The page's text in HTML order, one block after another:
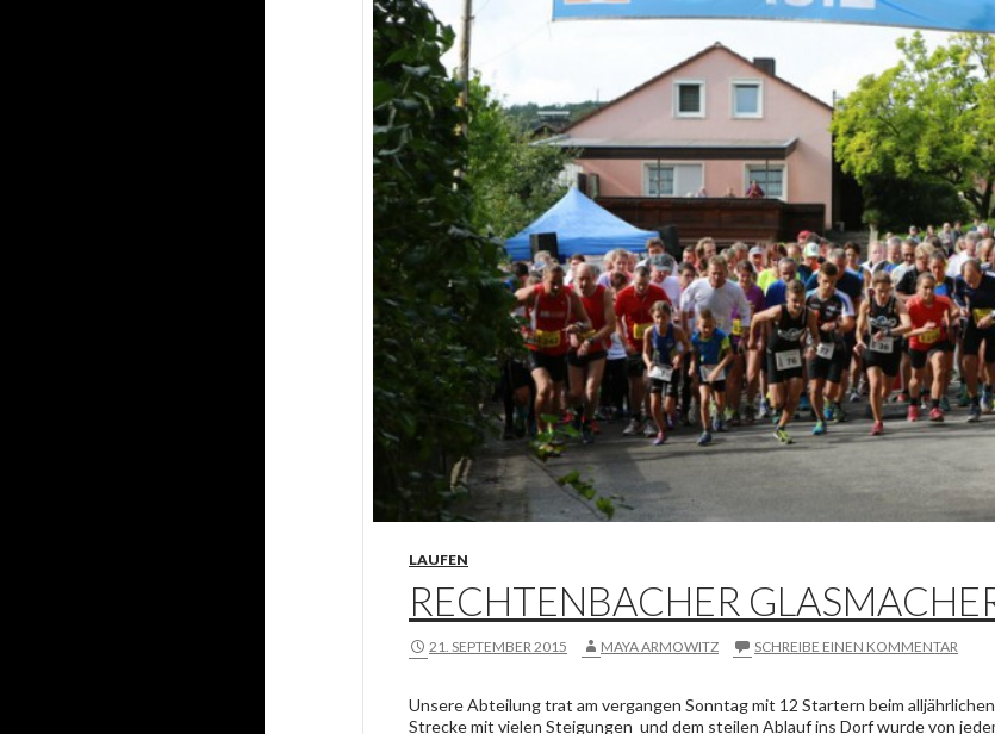
LAUFEN
RECHTENBACHER
21. SEPTEMBER 2015 MAYA ARMOWITZ SCHREIBE EINEN KOMMENTAR
Unsere Abteilung trat am vergangen Sonntag mit 12 Startern beim
Strecke mit vielen Steigungen und dem steilen Ablauf ins Dorf wurde von